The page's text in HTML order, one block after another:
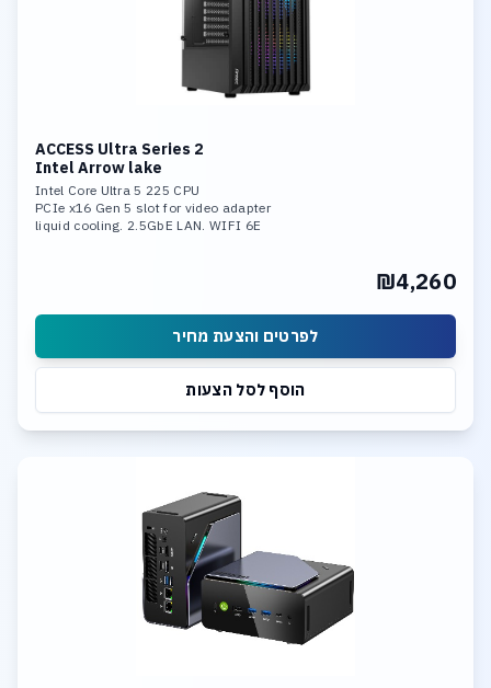
ACCESS Ultra Series 2
Intel Arrow lake
Intel Core Ultra 5 225 CPU
PCIe x16 Gen 5 slot for video adapter
liquid cooling. 2.5GbE LAN. WIFI 6E
₪4,260
לפרטים והצעת מחיר
הוסף לסל הצעות